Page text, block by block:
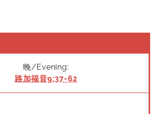
晚/Evening:
路加福音9:37-62